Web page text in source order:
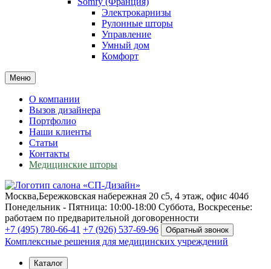
Электрокарнизы
Рулонные шторы
Управление
Умный дом
Комфорт
Меню
О компании
Вызов дизайнера
Портфолио
Наши клиенты
Статьи
Контакты
Медицинские шторы
Москва,Бережковская набережная 20 с5, 4 этаж, офис 404б
Понедельник - Пятница: 10:00-18:00 Суббота, Воскресенье:
работаем по предварительной договоренности
+7 (495) 780-66-41 +7 (926) 537-69-96 Обратный звонок
Комплексные решения для медицинских учреждений
Каталог